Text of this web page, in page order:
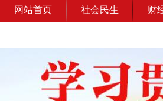
网站首页 社会民生 财